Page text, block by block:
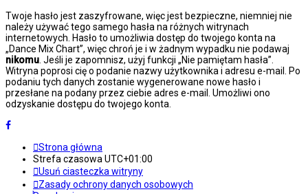
Twoje hasło jest zaszyfrowane, więc jest bezpieczne, niemniej nie
należy używać tego samego hasła na różnych witrynach
internetowych. Hasło to umożliwia dostęp do twojego konta na
„Dance Mix Chart”, więc chroń je i w żadnym wypadku nie podawaj
nikomu . Jeśli je zapomnisz, użyj funkcji „Nie pamiętam hasła”.
Witryna poprosi cię o podanie nazwy użytkownika i adresu e-mail. Po
podaniu tych danych zostanie wygenerowane nowe hasło i
przesłane na podany przez ciebie adres e-mail. Umożliwi ono
odzyskanie dostępu do twojego konta.
Strona główna
Strefa czasowa UTC+01:00
Usuń ciasteczka witryny
Zasady ochrony danych osobowych